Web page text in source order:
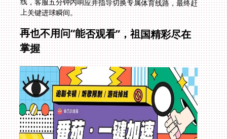
上关键进球瞬间。
再也不用问“能否观看”，祖国精彩尽在
掌握